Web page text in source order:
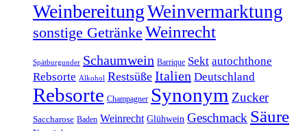
WeinbereitungWeinvermarktung
sonstige Getränke Weinrecht
Spätburgunder Schaumwein Barrique Sekt autochthone
Rebsorte Alkohol Restsüße Italien Deutschland
Rebsorte Champagner Synonym Zucker
Saccharose Baden Weinrecht Glühwein Geschmack Säure